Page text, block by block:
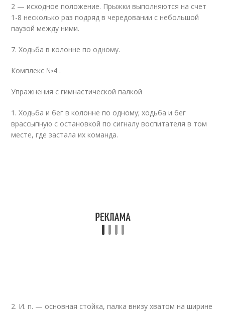
2 — исходное положение. Прыжки выполняются на счет
1-8 несколько раз подряд в чередовании с небольшой
паузой между ними.
7. Ходьба в колонне по одному.
Комплекс №4 .
Упражнения с гимнастической палкой
1. Ходьба и бег в колонне по одному; ходьба и бег
врассыпную с остановкой по сигналу воспитателя в том
месте, где застала их команда.
2. И. п. — основная стойка, палка внизу хватом на ширине